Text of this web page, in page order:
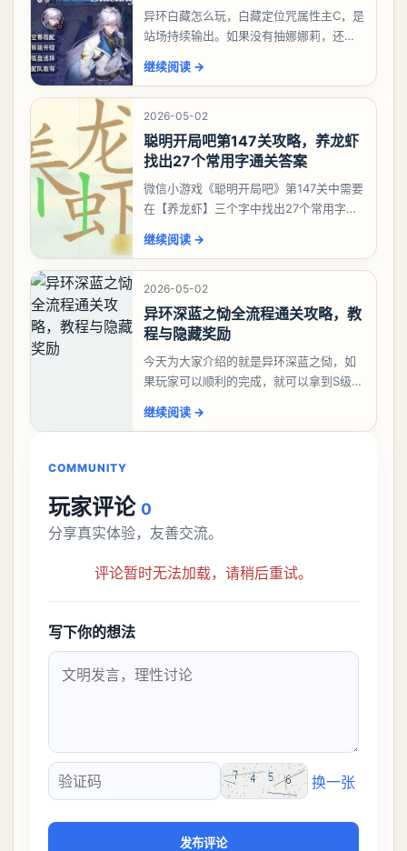
异环白藏怎么玩，白藏定位咒属性主C，是
站场持续输出。如果没有抽娜娜莉，还没
有娜娜莉缺另外一个二队C想打深渊也可以
考虑养个白藏
继续阅读 →
2026-05-02
聪明开局吧第147关攻略，养龙虾
找出27个常用字通关答案
微信小游戏《聪明开局吧》第147关中需要
在【养龙虾】三个字中找出27个常用字，
大、夫、夰、巾、中、虫、下、虾、卜、
囗、吓、卟、
继续阅读 →
2026-05-02
异环深蓝之恸全流程通关攻略，教
程与隐藏奖励
今天为大家介绍的就是异环深蓝之恸，如
果玩家可以顺利的完成，就可以拿到S级弧
比较高的，对于那些新手玩家并不建议直
继续阅读 →
COMMUNITY
玩家评论 0
分享真实体验，友善交流。
评论暂时无法加载，请稍后重试。
写下你的想法
验证码
换一张
发布评论